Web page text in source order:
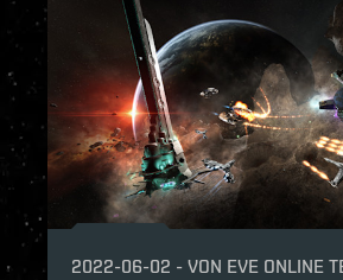
2022-06-02 - VON EVE ONLINE